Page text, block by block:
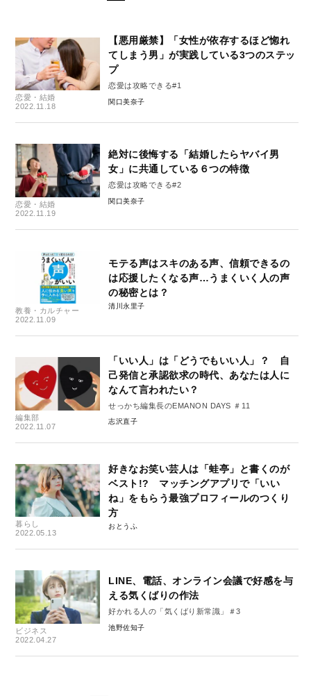
恋愛・結婚
2022.11.18
【悪用厳禁】「女性が依存するほど惚れ
てしまう男」が実践している3つのステッ
プ
恋愛は攻略できる#1
関口美奈子
恋愛・結婚
2022.11.19
絶対に後悔する「結婚したらヤバイ男
女」に共通している６つの特徴
恋愛は攻略できる#2
関口美奈子
教養・カルチャー
2022.11.09
モテる声はスキのある声、信頼できるの
は応援したくなる声…うまくいく人の声
の秘密とは？
清川永里子
編集部
2022.11.07
「いい人」は「どうでもいい人」？ 自
己発信と承認欲求の時代、あなたは人に
なんて言われたい？
せっかち編集長のEMANON DAYS ＃11
志沢直子
暮らし
2022.05.13
好きなお笑い芸人は「蛙亭」と書くのが
ベスト!? マッチングアプリで「いい
ね」をもらう最強プロフィールのつくり
方
おとうふ
ビジネス
2022.04.27
LINE、電話、オンライン会議で好感を与
える気くばりの作法
好かれる人の「気くばり新常識」＃3
池野佐知子